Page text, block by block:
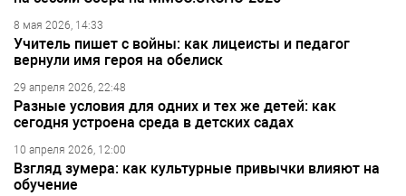
8 мая 2026, 14:33
Учитель пишет с войны: как лицеисты и педагог
вернули имя героя на обелиск
29 апреля 2026, 22:48
Разные условия для одних и тех же детей: как
сегодня устроена среда в детских садах
10 апреля 2026, 12:00
Взгляд зумера: как культурные привычки влияют на
обучение